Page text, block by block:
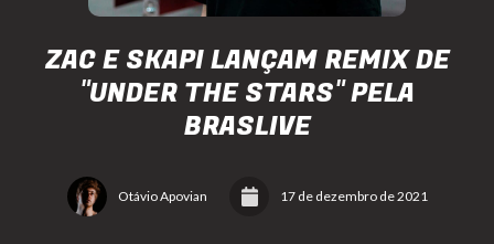
ZAC E SKAPI LANÇAM REMIX DE
"UNDER THE STARS" PELA
BRASLIVE
Otávio Apovian 17 de dezembro de 2021